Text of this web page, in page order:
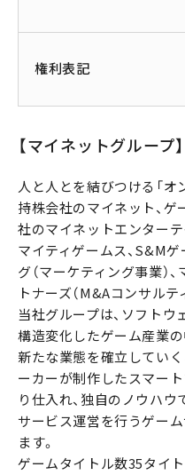
権利表記
【マイネットグループ】
人と人とを結びつける「オ
持株会社のマイネット、
社のマイネットエンターテ
マイティゲームス、S&M
グ（マーケティング事業）
トナーズ（M&Aコンサルテ
当社グループは、ソフト
構造変化したゲーム産業
新たな業態を確立してい
ーカーが制作したスマー
り仕入れ、独自のノウハ
サービス運営を行うゲー
ます。
ゲームタイトル数35タイト